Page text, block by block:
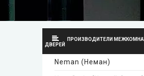
ПРОИЗВОДИТЕЛИ
ДВЕРЕЙ
Neman (Неман)